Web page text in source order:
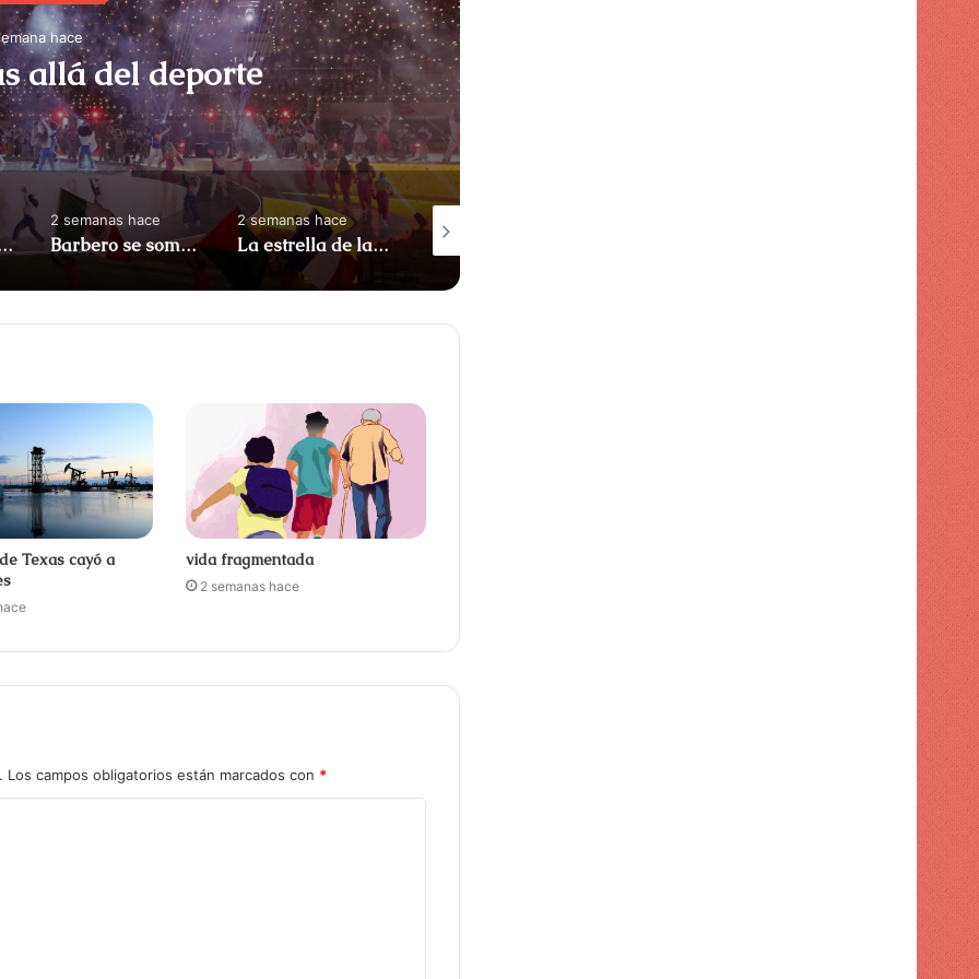
hace
allá del deporte
2 semanas hace
"Creo que no quiero nada
despedida de Neymar de la
despedida de Neymar de la selección de Brasil
2 semanas hace
Barbero se sometería a dos cirugías más antes de morir Rebecca Brizard, según Salud Pública
2 semanas hace
La estrella de la suerte de Eduardo María
2 semanas hace
Enfermedad silenciosa que puede dañar el hígado durante años sin síntomas
Texas cayó a
vida fragmentada
2 semanas hace
Los campos obligatorios están marcados con *